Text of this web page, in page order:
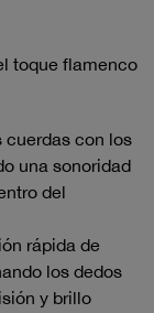
toque flamenco
cuerdas con los
una sonoridad
del
rápida de
los dedos
y brillo